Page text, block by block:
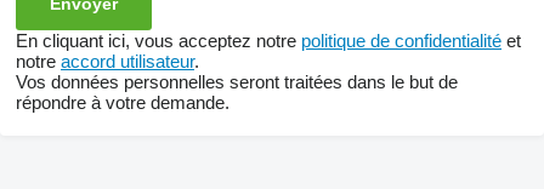
En cliquant ici, vous acceptez notre politique de confidentialité et
notre accord utilisateur.
Vos données personnelles seront traitées dans le but de
répondre à votre demande.